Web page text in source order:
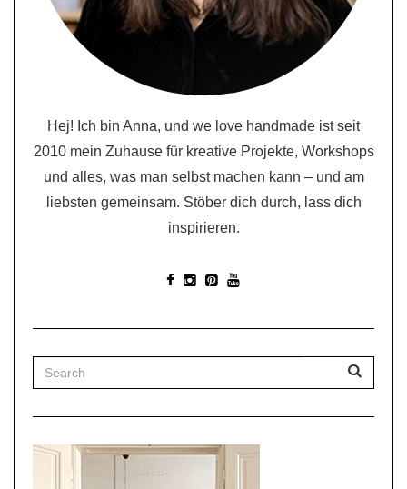
Hej! Ich bin Anna, und we love handmade ist seit
2010 mein Zuhause für kreative Projekte, Workshops
und alles, was man selbst machen kann – und am
liebsten gemeinsam. Stöber dich durch, lass dich
inspirieren.